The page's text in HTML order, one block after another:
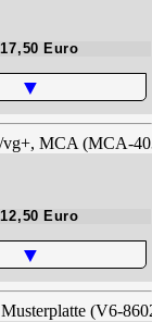
17,50 Euro
▼
12,50 Euro
▼